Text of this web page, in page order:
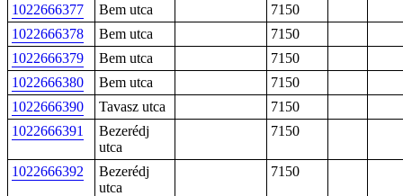
1022666377
Bem utca
7150
1022666378
Bem utca
7150
1022666379
Bem utca
7150
1022666380
Bem utca
7150
1022666390
Tavasz utca
7150
1022666391
Bezerédj
utca
7150
1022666392
Bezerédj
utca
7150